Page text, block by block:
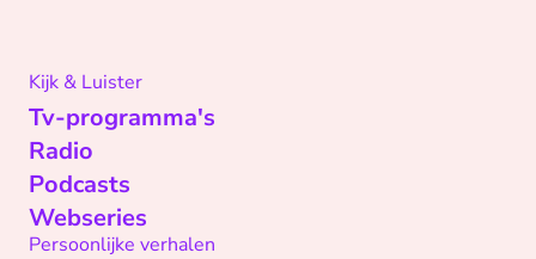
Kijk & Luister
Tv-programma's
Radio
Podcasts
Webseries
Persoonlijke verhalen